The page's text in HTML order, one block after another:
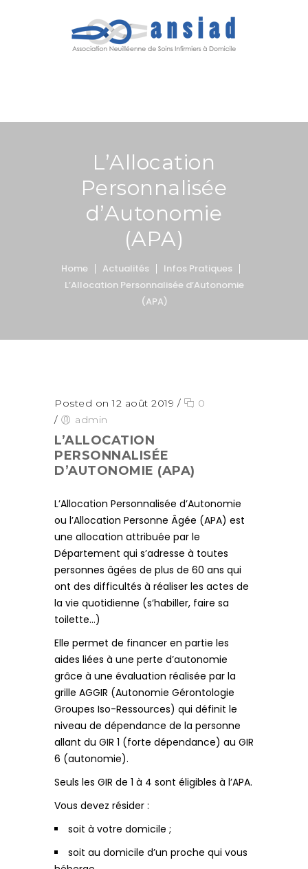
L’Allocation
Personnalisée
d’Autonomie
(APA)
Home Actualités
Infos Pratiques
L’Allocation Personnalisée d’Autonomie
(APA)
Posted on 12 août 2019 /
0
/
admin
L’ALLOCATION
PERSONNALISÉE
D’AUTONOMIE (APA)
L’Allocation Personnalisée d’Autonomie
ou l’Allocation Personne Âgée (APA) est
une allocation attribuée par le
Département qui s’adresse à toutes
personnes âgées de plus de 60 ans qui
ont des difficultés à réaliser les actes de
la vie quotidienne (s’habiller, faire sa
toilette…)
Elle permet de financer en partie les
aides liées à une perte d’autonomie
grâce à une évaluation réalisée par la
grille AGGIR (Autonomie Gérontologie
Groupes Iso-Ressources) qui définit le
niveau de dépendance de la personne
allant du GIR 1 (forte dépendance) au GIR
6 (autonomie).
Seuls les GIR de 1 à 4 sont éligibles à l’APA.
Vous devez résider :
soit à votre domicile ;
soit au domicile d’un proche qui vous